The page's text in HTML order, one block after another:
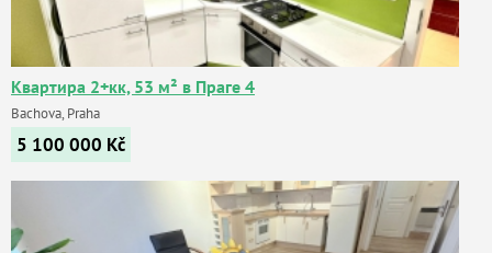
Квартира 2+кк, 53 м² в Праге 4
Bachova, Praha
5 100 000 Kč